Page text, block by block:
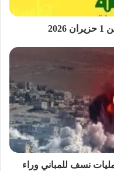
نسف للمباني وراء